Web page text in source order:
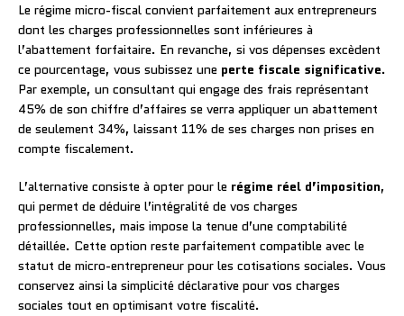
Le régime micro-fiscal convient parfaitement aux entrepreneurs
dont les charges professionnelles sont inférieures à
l’abattement forfaitaire. En revanche, si vos dépenses excèdent
ce pourcentage, vous subissez une perte fiscale significative.
Par exemple, un consultant qui engage des frais représentant
45% de son chiffre d’affaires se verra appliquer un abattement
de seulement 34%, laissant 11% de ses charges non prises en
compte fiscalement.
L’alternative consiste à opter pour le régime réel d’imposition,
qui permet de déduire l’intégralité de vos charges
professionnelles, mais impose la tenue d’une comptabilité
détaillée. Cette option reste parfaitement compatible avec le
statut de micro-entrepreneur pour les cotisations sociales. Vous
conservez ainsi la simplicité déclarative pour vos charges
sociales tout en optimisant votre fiscalité.